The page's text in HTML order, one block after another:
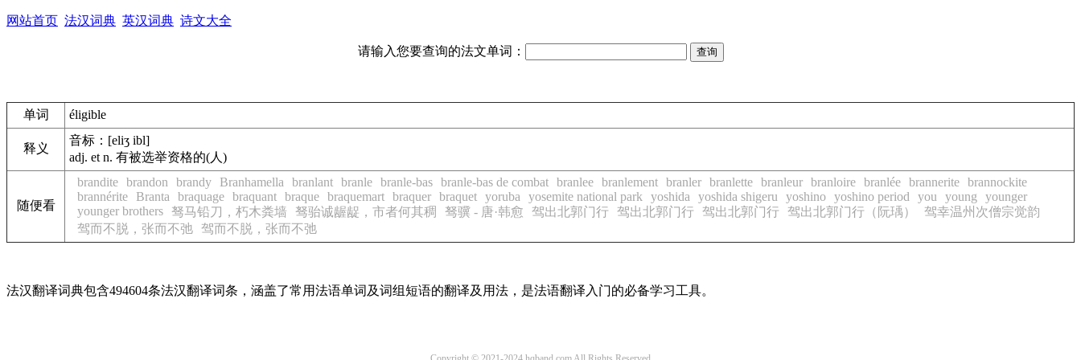
网站首页 法汉词典 英汉词典 诗文大全
请输入您要查询的法文单词：
单词 éligible
释义
音标：[eliʒ ibl]
adj. et n. 有被选举资格的(人)
随便看
brandite brandon brandy Branhamella branlant branle branle-bas branle-bas de combat branlee branlement branler branlette branleur branloire branlée brannerite brannockite
brannérite
Branta braquage braquant braque braquemart braquer braquet yoruba yosemite national park yoshida yoshida shigeru yoshino yoshino period you young
younger
younger brothers 驽马铅刀，朽木粪墙 驽骀诚龌龊，市者何其稠 驽骥 - 唐·韩愈 驾出北郭门行 驾出北郭门行 驾出北郭门行 驾出北郭门行（阮瑀）
驾幸温州次僧宗觉韵
驾而不脱，张而不弛 驾而不脱，张而不弛
法汉翻译词典包含494604条法汉翻译词条，涵盖了常用法语单词及词组短语的翻译及用法，是法语翻译入门的必备学习工具。